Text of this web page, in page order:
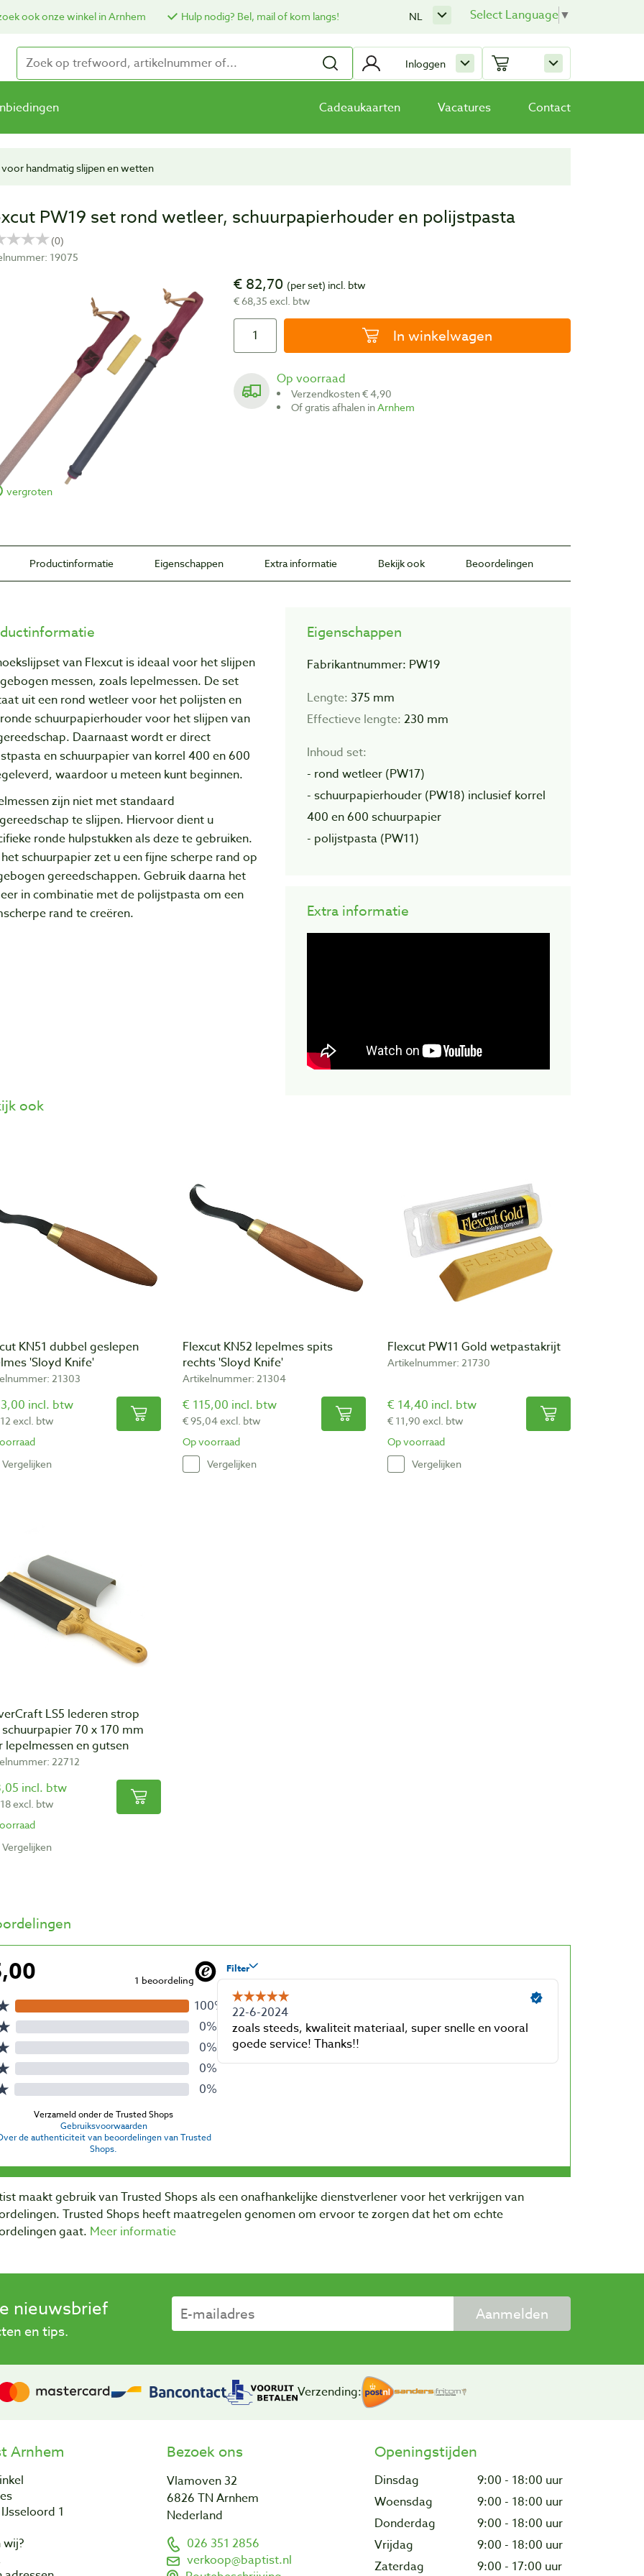
ook onze winkel in Arnhem Hulp nodig? Bel, mail of kom langs! Select Language▼
NL
Inloggen
Cadeaukaarten Vacatures Contact
handmatig slijpen en wetten
PW19 set rond wetleer, schuurpapierhouder en polijstpasta
19075
vergroten
€ 82,70 (per set) incl. btw
€ 68,35 excl. btw
In winkelwagen
Op voorraad
Verzendkosten € 4,90
Of gratis afhalen inArnhem
Productinformatie Eigenschappen Extra informatie Bekijk ook Beoordelingen
van Flexcut is ideaal voor het slijpen
messen, zoals lepelmessen. De set
uit een rond wetleer voor het polijsten en
schuurpapierhouder voor het slijpen van
Daarnaast wordt er direct
en schuurpapier van korrel 400 en 600
waardoor u meteen kunt beginnen.
zijn niet met standaard
te slijpen. Hiervoor dient u
ronde hulpstukken als deze te gebruiken.
schuurpapier zet u een fijne scherpe rand op
gereedschappen. Gebruik daarna het
in combinatie met de polijstpasta om een
rand te creëren.
Eigenschappen
Fabrikantnummer: PW19
Lengte: 375 mm
Effectieve lengte: 230 mm
Inhoud set:
- rond wetleer (PW17)
- schuurpapierhouder (PW18) inclusief korrel
400 en 600 schuurpapier
- polijstpasta (PW11)
Extra informatie
ook
KN51 dubbel geslepen
'Sloyd Knife'
21303
incl. btw
excl. btw
Vergelijken
Flexcut KN52 lepelmes spits
rechts 'Sloyd Knife'
Artikelnummer: 21304
€ 115,00 incl. btw
€ 95,04 excl. btw
Op voorraad
Vergelijken
Flexcut PW11 Gold wetpastakrijt
Artikelnummer: 21730
€ 14,40 incl. btw
€ 11,90 excl. btw
Op voorraad
Vergelijken
LS5 lederen strop
70 x 170 mm
lepelmessen en gutsen
22712
incl. btw
excl. btw
Vergelijken
maakt gebruik van Trusted Shops als een onafhankelijke dienstverlener voor het verkrijgen van
Trusted Shops heeft maatregelen genomen om ervoor te zorgen dat het om echte
gaat. Meer informatie
nieuwsbrief
en tips.
Aanmelden
Verzending:
Arnhem
1
wij?
Bezoek ons
Vlamoven 32
6826 TN Arnhem
Nederland
026 351 2856
verkoop@baptist.nl
Openingstijden
Dinsdag
9:00 - 18:00 uur
Woensdag
9:00 - 18:00 uur
Donderdag
9:00 - 18:00 uur
Vrijdag
9:00 - 18:00 uur
Zaterdag
9:00 - 17:00 uur